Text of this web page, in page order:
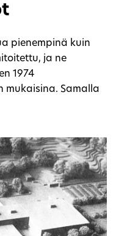
pienempinä kuin
ja ne
1974
mukaisina. Samalla